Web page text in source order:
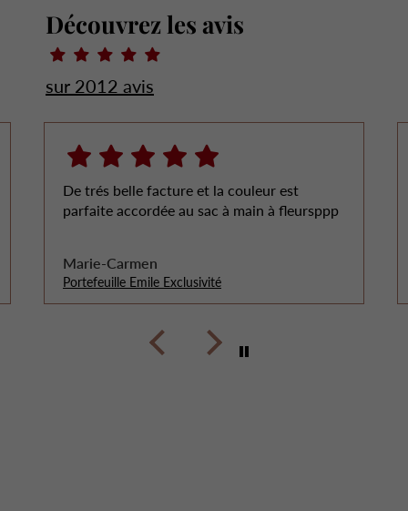
Découvrez les avis
sur 2012 avis
De trés belle facture et la couleur est
parfaite accordée au sac à main à fleursppp
Marie-Carmen
Portefeuille Emile Exclusivité